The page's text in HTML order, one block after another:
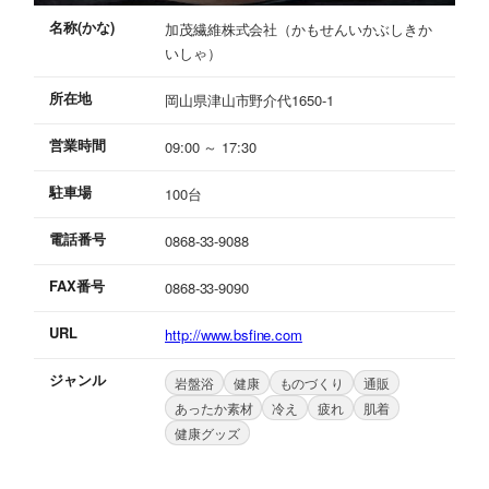
名称(かな)
加茂繊維株式会社（かもせんいかぶしきか
いしゃ）
所在地 岡山県津山市野介代1650-1
営業時間 09:00 ～ 17:30
駐車場 100台
電話番号 0868-33-9088
FAX番号 0868-33-9090
URL http://www.bsfine.com
ジャンル 岩盤浴 健康 ものづくり
通販
あったか素材
冷え 疲れ
肌着
健康グッズ